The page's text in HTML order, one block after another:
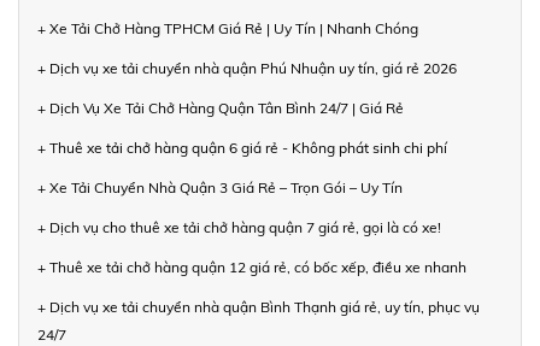
+ Xe Tải Chở Hàng TPHCM Giá Rẻ | Uy Tín | Nhanh Chóng
+ Dịch vụ xe tải chuyển nhà quận Phú Nhuận uy tín, giá rẻ 2026
+ Dịch Vụ Xe Tải Chở Hàng Quận Tân Bình 24/7 | Giá Rẻ
+ Thuê xe tải chở hàng quận 6 giá rẻ - Không phát sinh chi phí
+ Xe Tải Chuyển Nhà Quận 3 Giá Rẻ – Trọn Gói – Uy Tín
+ Dịch vụ cho thuê xe tải chở hàng quận 7 giá rẻ, gọi là có xe!
+ Thuê xe tải chở hàng quận 12 giá rẻ, có bốc xếp, điều xe nhanh
+ Dịch vụ xe tải chuyển nhà quận Bình Thạnh giá rẻ, uy tín, phục vụ
24/7